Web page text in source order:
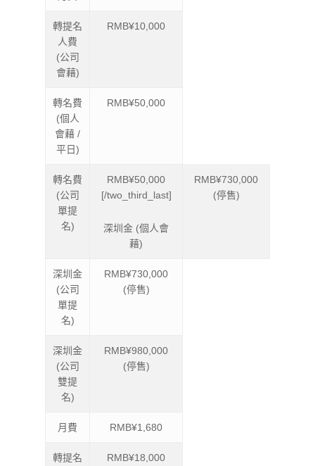
轉提名
人費
(公司
會藉)
RMB¥10,000
轉名費
(個人
會藉 /
平日)
RMB¥50,000
轉名費
(公司
單提
名)
RMB¥50,000
[/two_third_last]
深圳金 (個人會
藉)
RMB¥730,000
(停售)
深圳金
(公司
單提
名)
RMB¥730,000
(停售)
深圳金
(公司
雙提
名)
RMB¥980,000
(停售)
月費 RMB¥1,680
轉提名
RMB¥18,000